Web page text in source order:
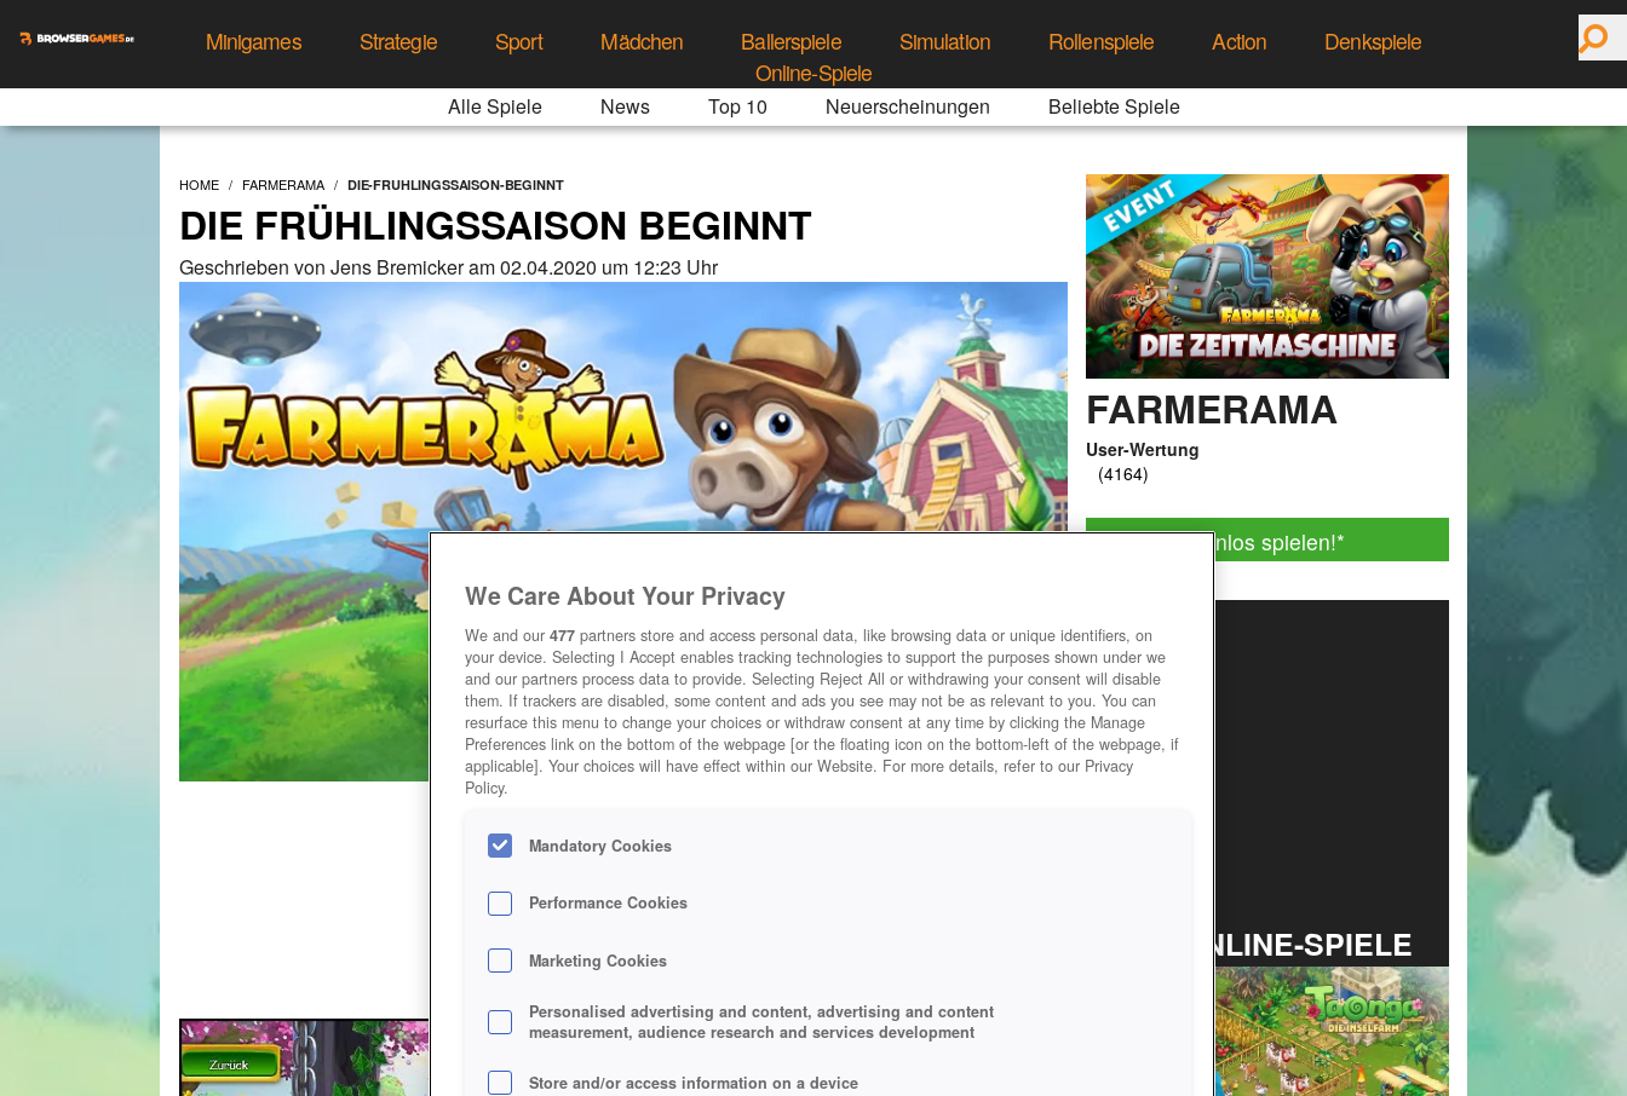
Minigames Strategie Sport Mädchen Ballerspiele Simulation Rollenspiele Action
Denkspiele
Online-Spiele
Alle Spiele News Top 10 Neuerscheinungen Beliebte Spiele
HOME FARMERAMA DIE-FRUHLINGSSAISON-BEGINNT
DIE FRÜHLINGSSAISON BEGINNT
Geschrieben von Jens Bremicker am 02.04.2020 um 12:23 Uhr
FARMERAMA
User-Wertung
Jetzt kostenlos spielen!*
TOP ONLINE-SPIELE
We Care About Your Privacy
We and our 477 partners store and access personal data, like browsing data or unique identifiers, on
your device. Selecting I Accept enables tracking technologies to support the purposes shown under we
and our partners process data to provide. Selecting Reject All or withdrawing your consent will disable
them. If trackers are disabled, some content and ads you see may not be as relevant to you. You can
resurface this menu to change your choices or withdraw consent at any time by clicking the Manage
Preferences link on the bottom of the webpage [or the floating icon on the bottom-left of the webpage, if
applicable]. Your choices will have effect within our Website. For more details, refer to our Privacy
Policy.
Mandatory Cookies
Performance Cookies
Marketing Cookies
Personalised advertising and content, advertising and content
measurement, audience research and services development
Store and/or access information on a device